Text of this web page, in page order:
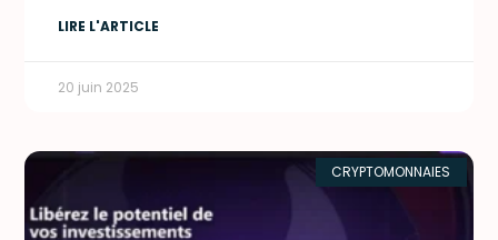
LIRE L'ARTICLE
20 juin 2025
CRYPTOMONNAIES